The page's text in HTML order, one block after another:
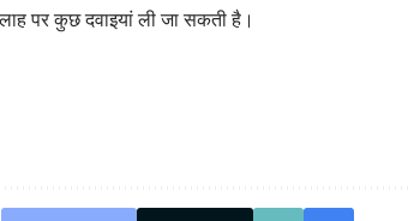
पर कुछ दवाइयां ली जा सकती है।